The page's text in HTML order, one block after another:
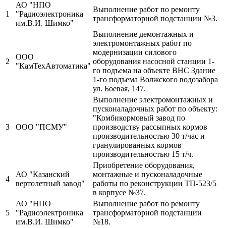
1
АО "НПО
"Радиоэлектроника
им.В.И. Шимко"
Выполнение работ по ремонту
трансформаторной подстанции №3.
2
ООО
"КамТехАвтоматика"
Выполнение демонтажных и
электромонтажных работ по
модернизации силового
оборудования насосной станции 1-
го подъема на объекте ВНС Здание
1-го подъема Волжского водозабора
ул. Боевая, 147.
3 ООО "ПСМУ"
Выполнение электромонтажных и
пусконаладочных работ по объекту:
"Комбикормовый завод по
производству рассыпных кормов
производительностью 30 т/час и
гранулированных кормов
производительностью 15 т/ч.
4
АО "Казанский
вертолетный завод"
Приобретение оборудования,
монтажные и пусконаладочные
работы по реконструкции ТП-523/5
в корпусе №37.
5
АО "НПО
"Радиоэлектроника
им.В.И. Шимко"
Выполнение работ по ремонту
трансформаторной подстанции
№18.